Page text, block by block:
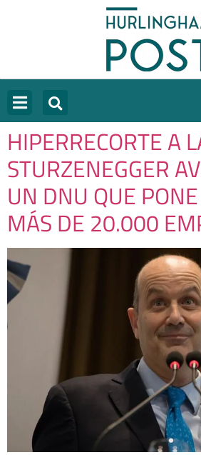
HIPERRECORTE A
STURZENEGGER
UN DNU QUE
MÁS DE 20.000